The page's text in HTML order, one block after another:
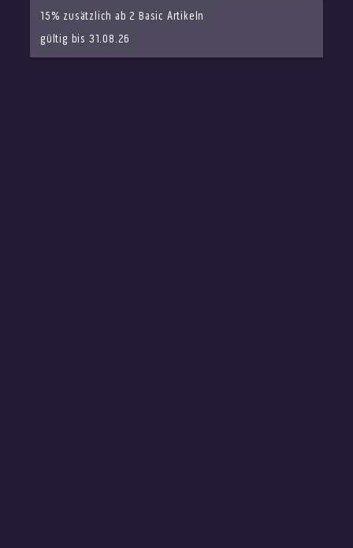
15% zusätzlich ab 2 Basic Artikeln
gültig bis 31.08.26